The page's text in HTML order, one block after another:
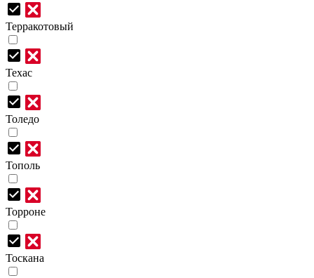
Терракотовый
Техас
Толедо
Тополь
Торроне
Тоскана